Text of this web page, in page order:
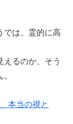
は、霊的に高
るのか、そう
本当の禊と